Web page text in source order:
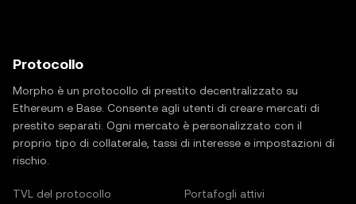
Protocollo
Morpho è un protocollo di prestito decentralizzato su
Ethereum e Base. Consente agli utenti di creare mercati di
prestito separati. Ogni mercato è personalizzato con il
proprio tipo di collaterale, tassi di interesse e impostazioni di
rischio.
TVL del protocollo Portafogli attivi